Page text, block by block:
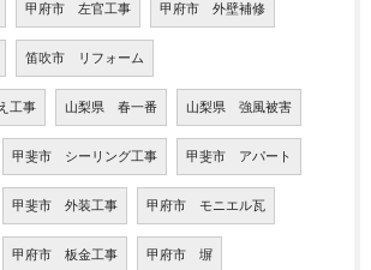
甲府市 左官工事 甲府市 外壁補修
笛吹市 リフォーム
工事 山梨県 春一番 山梨県 強風被害
甲斐市 シーリング工事 甲斐市 アパート
甲斐市 外装工事 甲府市 モニエル瓦
甲府市 板金工事 甲府市 塀